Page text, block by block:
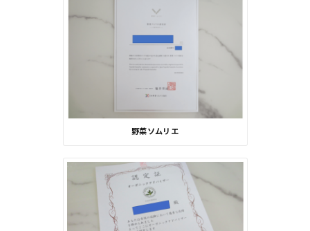
野菜ソムリエ